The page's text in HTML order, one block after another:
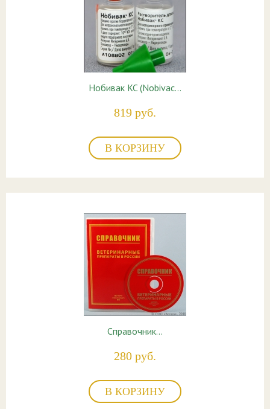
Нобивак KC (Nobivac…
819 руб.
В КОРЗИНУ
Справочник…
280 руб.
В КОРЗИНУ